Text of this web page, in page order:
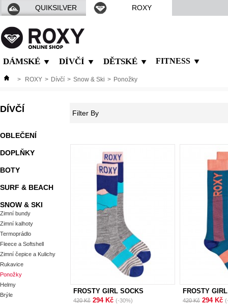
QUIKSILVER ROXY
DÁMSKÉ DÍVČÍ DĚTSKÉ FITNESS
> ROXY > Dívčí > Snow & Ski > Ponožky
DÍVČÍ
OBLEČENÍ
DOPLŇKY
BOTY
SURF & BEACH
SNOW & SKI
Zimní bundy
Zimní kalhoty
Termoprádlo
Fleece a Softshell
Zimní čepice a Kulichy
Rukavice
Ponožky
Helmy
Brýle
Filter By
FROSTY GIRL SOCKS
420 Kč 294 Kč (-30%)
FROSTY
420 Kč 294 Kč